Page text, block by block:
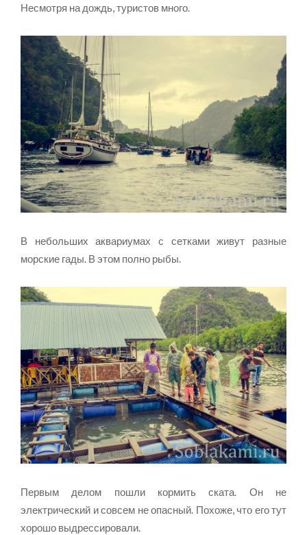
Несмотря на дождь, туристов много.
В небольших аквариумах с сетками живут разные
морские гады. В этом полно рыбы.
Первым делом пошли кормить ската. Он не
электрический и совсем не опасный. Похоже, что его тут
хорошо выдрессировали.